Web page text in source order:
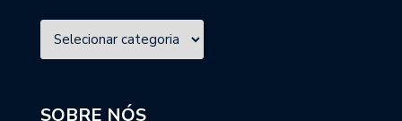
SOBRE NÓS